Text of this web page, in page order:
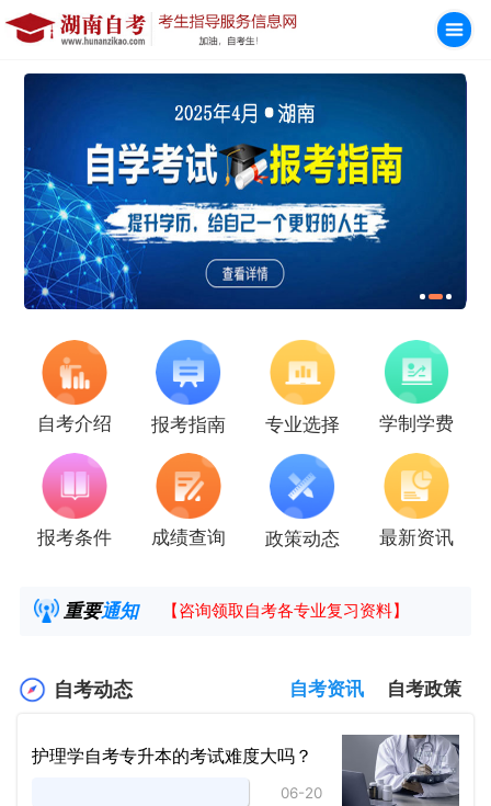
自考介绍 报考指南 专业选择 学制学费
报考条件 成绩查询 政策动态 最新资讯
重要通知
2025年4月湖南自考课程安排及教材目录已
【咨询领取自考各专业复习资料】
自考动态 自考资讯 自考政策
护理学自考专升本的考试难度大吗？
06-20